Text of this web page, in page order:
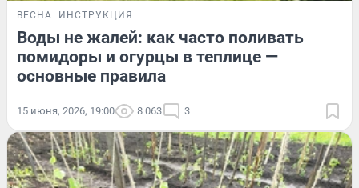
ВЕСНА ИНСТРУКЦИЯ
Воды не жалей: как часто поливать
помидоры и огурцы в теплице —
основные правила
15 июня, 2026, 19:00 8 063 3